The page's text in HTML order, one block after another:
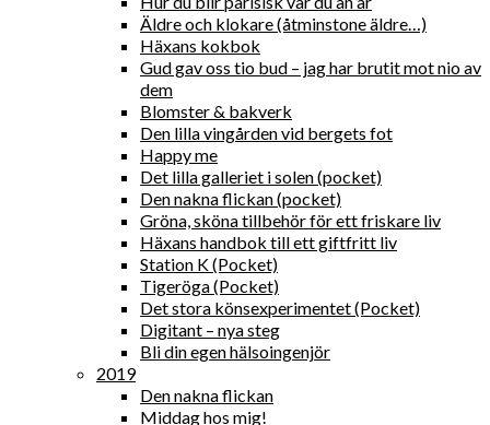
Äldre och klokare (åtminstone äldre…)
Häxans kokbok
Gud gav oss tio bud – jag har brutit mot nio av
dem
Blomster & bakverk
Den lilla vingården vid bergets fot
Happy me
Det lilla galleriet i solen (pocket)
Den nakna flickan (pocket)
Gröna, sköna tillbehör för ett friskare liv
Häxans handbok till ett giftfritt liv
Station K (Pocket)
Tigeröga (Pocket)
Det stora könsexperimentet (Pocket)
Digitant – nya steg
Bli din egen hälsoingenjör
2019
Den nakna flickan
Middag hos mig!